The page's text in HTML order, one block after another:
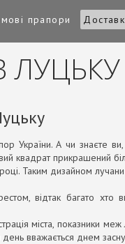
прапори
ЛУЦЬКУ
України. А чи знаєте
квадрат прикрашений
Таким дизайном
відтак багато хто
міста, показники
вважається днем